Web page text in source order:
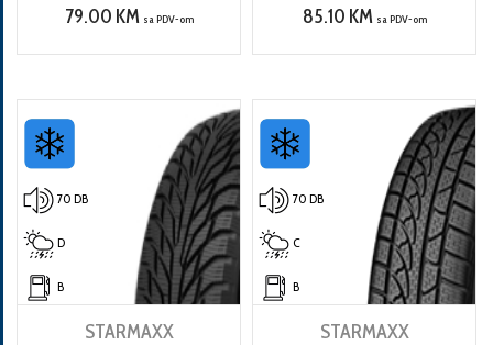
79.00 KM sa PDV-om 85.10 KM sa PDV-om
70 DB
D
B
STARMAXX
70 DB
C
B
STARMAXX